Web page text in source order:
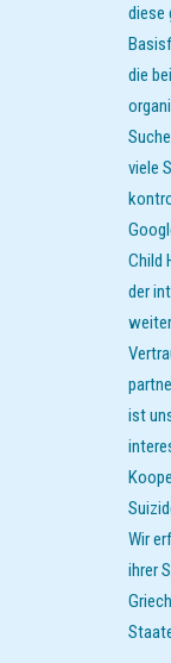
diese
die
viele
Child
der
ist
Wir
ihrer